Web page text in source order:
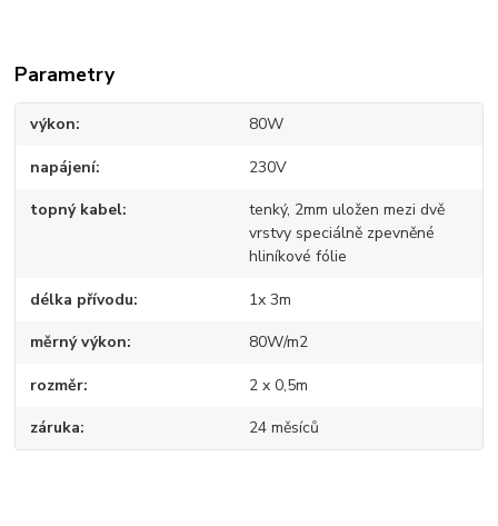
Parametry
výkon 80W
napájení 230V
topný kabel
tenký, 2mm uložen mezi dvě
vrstvy speciálně zpevněné
hliníkové fólie
délka přívodu 1x 3m
měrný výkon 80W/m2
rozměr 2 x 0,5m
záruka 24 měsíců